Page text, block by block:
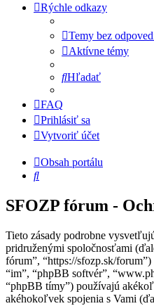
Rýchle odkazy
Temy bez
Aktívne témy
Hľadať
FAQ
Prihlásiť sa
Vytvoriť účet
Obsah portálu
Hľadať
SFOZP fórum -
Tieto zásady podrobne
pridruženými spoločnosťami
fórum”, “https://sfozp.sk/
“im”, “phpBB softvér”,
“phpBB tímy”) používajú
akéhokoľvek spojenia s Vami